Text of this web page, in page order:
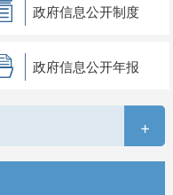
政府信息公开制度
政府信息公开年报
+